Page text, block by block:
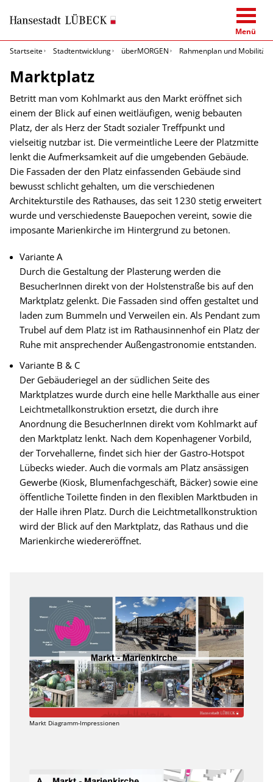
Menü
Startseite
Stadtentwicklung überMORGEN Rahmenplan und
Marktplatz
Betritt man vom Kohlmarkt aus den Markt eröffnet sich
einem der Blick auf einen weitläufigen, wenig bebauten
Platz, der als Herz der Stadt sozialer Treffpunkt und
vielseitig nutzbar ist. Die vermeintliche Leere der Platzmitte
lenkt die Aufmerksamkeit auf die umgebenden Gebäude.
Die Fassaden der den Platz einfassenden Gebäude sind
bewusst schlicht gehalten, um die verschiedenen
Architekturstile des Rathauses, das seit 1230 stetig erweitert
wurde und verschiedenste Bauepochen vereint, sowie die
imposante Marienkirche im Hintergrund zu betonen.
Variante A
Durch die Gestaltung der Plasterung werden die
BesucherInnen direkt von der Holstenstraße bis auf den
Marktplatz gelenkt. Die Fassaden sind offen gestaltet und
laden zum Bummeln und Verweilen ein. Als Pendant zum
Trubel auf dem Platz ist im Rathausinnenhof ein Platz der
Ruhe mit ansprechender Außengastronomie entstanden.
Variante B & C
Der Gebäuderiegel an der südlichen Seite des
Marktplatzes wurde durch eine helle Markthalle aus einer
Leichtmetallkonstruktion ersetzt, die durch ihre
Anordnung die BesucherInnen direkt vom Kohlmarkt auf
den Marktplatz lenkt. Nach dem Kopenhagener Vorbild,
der Torvehallerne, findet sich hier der Gastro-Hotspot
Lübecks wieder. Auch die vormals am Platz ansässigen
Gewerbe (Kiosk, Blumenfachgeschäft, Bäcker) sowie eine
öffentliche Toilette finden in den flexiblen Marktbuden in
der Halle ihren Platz. Durch die Leichtmetallkonstruktion
wird der Blick auf den Marktplatz, das Rathaus und die
Marienkirche wiedereröffnet.
Markt Diagramm-Impressionen